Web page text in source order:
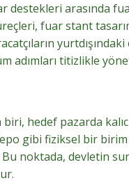
destekleri arasında
fuar stant
adımları titizlikle
hedef pazarda
gibi fiziksel bir
noktada, devletin